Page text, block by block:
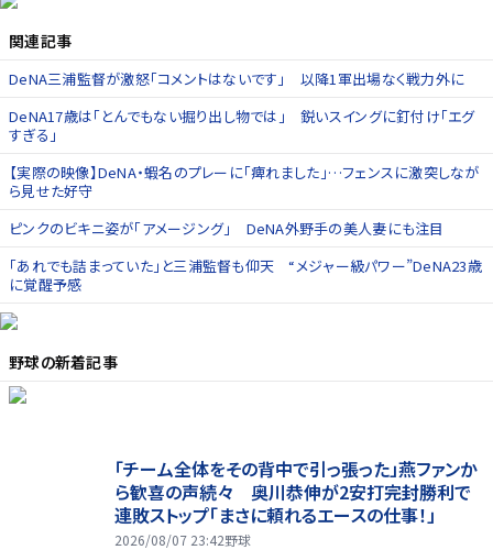
関連記事
DeNA三浦監督が激怒「コメントはないです」 以降1軍出場なく戦力外に
DeNA17歳は「とんでもない掘り出し物では」 鋭いスイングに釘付け「エグ
すぎる」
【実際の映像】DeNA・蝦名のプレーに「痺れました」…フェンスに激突しなが
ら見せた好守
ピンクのビキニ姿が「アメージング」 DeNA外野手の美人妻にも注目
「あれでも詰まっていた」と三浦監督も仰天 “メジャー級パワー”DeNA23歳
に覚醒予感
野球の新着記事
「チーム全体をその背中で引っ張った」燕ファンか
ら歓喜の声続々 奥川恭伸が2安打完封勝利で
連敗ストップ「まさに頼れるエースの仕事！」
2026/08/07 23:42野球